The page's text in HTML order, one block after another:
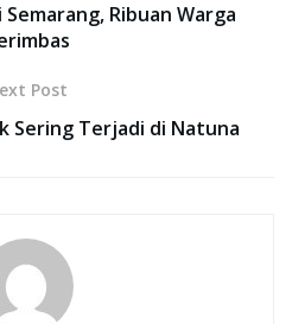
Ribuan Warga
Post
Sering Terjadi di Natuna